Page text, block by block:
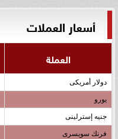
أسعار العملات
العملة
دولار أمريكى
يورو
جنيه إسترلينى
فرنك سويسرى